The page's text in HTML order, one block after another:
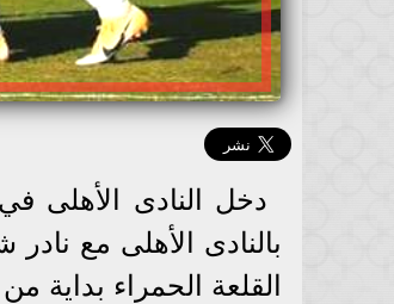
دخل النادى الأهلى
بالنادى الأهلى مع
القلعة الحمراء بداية